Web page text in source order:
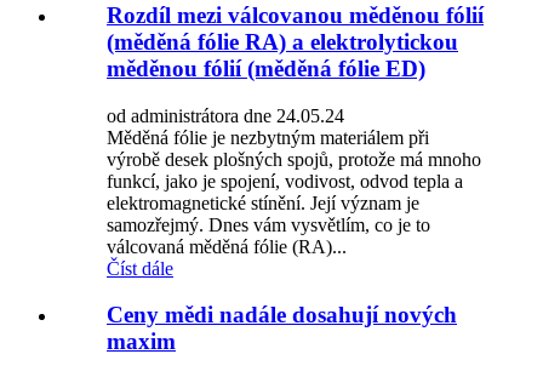
Rozdíl mezi válcovanou měděnou fólií
(měděná fólie RA) a elektrolytickou
měděnou fólií (měděná fólie ED)
od administrátora dne 24.05.24
Měděná fólie je nezbytným materiálem při
výrobě desek plošných spojů, protože má mnoho
funkcí, jako je spojení, vodivost, odvod tepla a
elektromagnetické stínění. Její význam je
samozřejmý. Dnes vám vysvětlím, co je to
válcovaná měděná fólie (RA)...
Číst dále
Ceny mědi nadále dosahují nových
maxim